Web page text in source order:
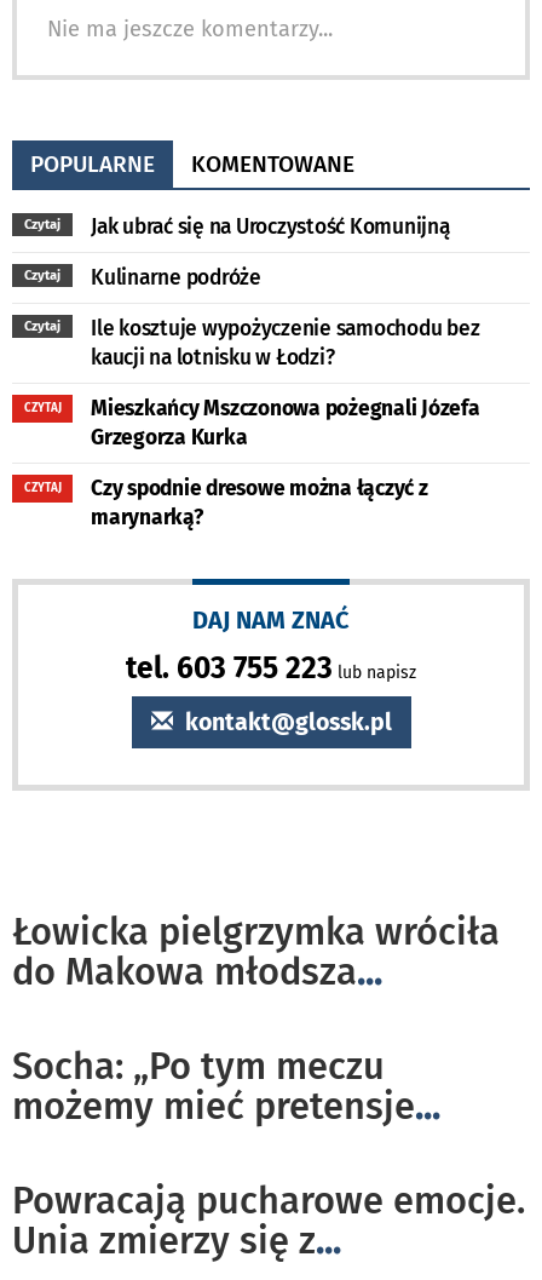
Nie ma jeszcze komentarzy...
POPULARNE KOMENTOWANE
Czytaj Jak ubrać się na Uroczystość Komunijną
Czytaj Kulinarne podróże
Czytaj
Ile kosztuje wypożyczenie samochodu bez
kaucji na lotnisku w Łodzi?
CZYTAJ
Mieszkańcy Mszczonowa pożegnali Józefa
Grzegorza Kurka
CZYTAJ
Czy spodnie dresowe można łączyć z
marynarką?
DAJ NAM ZNAĆ
tel. 603 755 223 lub napisz
kontakt@glossk.pl
Łowicka pielgrzymka wróciła
do Makowa młodsza...
Socha: „Po tym meczu
możemy mieć pretensje...
Powracają pucharowe emocje.
Unia zmierzy się z...